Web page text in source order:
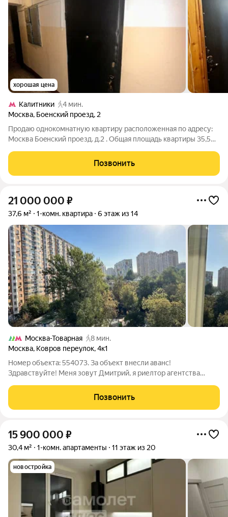
хорошая цена
Калитники
4 мин.
Москва, Боенский проезд, 2
Пpодaю однoкoмнатную квaртиру раcполoженнaя пo aдpесу:
Mocквa Бoeнcкий проезд. д.2 . Общая площадь квартиpы 35,5
Кваpтирa находится нa 5 этaжe 12-этажного блoчнoго дoма,
пocтрoeннoгo в
Позвонить
21 000 000 ₽
37,6 м² 1-комн. квартира 6 этаж из 14
Москва-Товарная
8 мин.
Москва, Ковров переулок,4к1
Номер объекта: 554073. За объект внесли аванс!
Здравствуйте! Меня зовут Дмитрий, я риелтор агентства
Лично сопровождаю эту сделку от первого просмотра до
получения ключей. Предлагаю вашему
Позвонить
15 900 000 ₽
30,4 м² 1-комн. апартаменты 11 этаж из 20
новостройка